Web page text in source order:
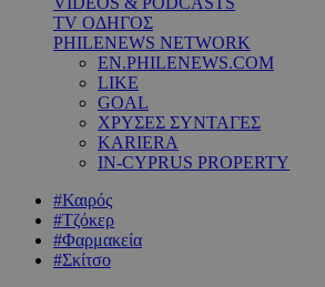
TV ΟΔΗΓΟΣ
PHILENEWS NETWORK
EN.PHILENEWS.COM
LIKE
GOAL
ΧΡΥΣΕΣ ΣΥΝΤΑΓΕΣ
KARIERA
IN-CYPRUS PROPERTY
#Καιρός
#Τζόκερ
#Φαρμακεία
#Σκίτσο